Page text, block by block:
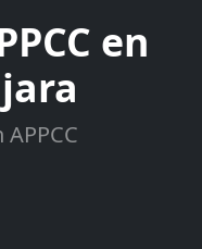
en